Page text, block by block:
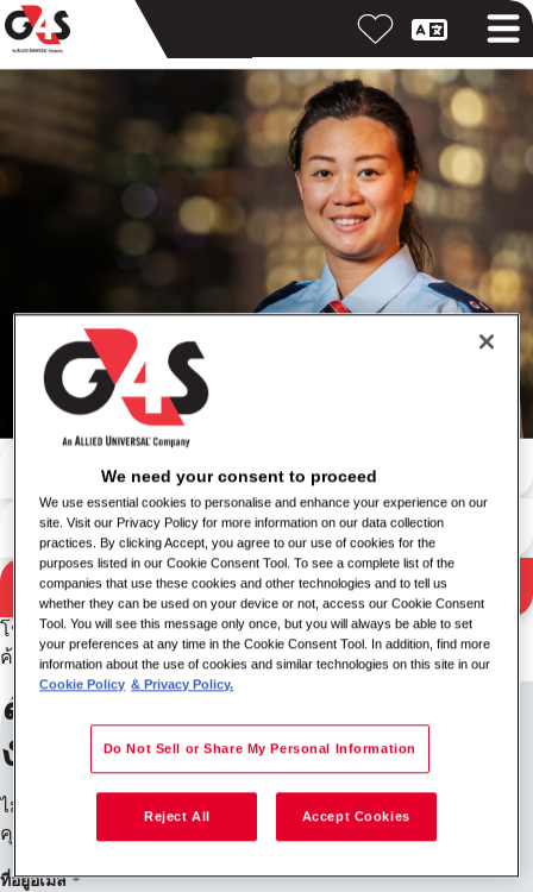
ผลการค้นหา
ค้นหาตามสถานที่
ค้นหา
โปรดลองใช้คีย์เวิร์ด/สถานที่อื่นร่วมกัน หรือขยายเกณฑ์การ
ค้นหาของคุณ
ลงทะเบียนรับการแจ้งเตือน
งาน
ไม่พบสิ่งที่คุณกำลังมองหาใช่ไหม ลงทะเบียนแล้วเราจะแจ้งให้
คุณทราบเมื่อมีตำแหน่งงานว่าง
ที่อยู่อีเมล
We need your consent to proceed
We use essential cookies to personalise and enhance your experience on our
site. Visit our Privacy Policy for more information on our data collection
practices. By clicking Accept, you agree to our use of cookies for the
purposes listed in our Cookie Consent Tool. To see a complete list of the
companies that use these cookies and other technologies and to tell us
whether they can be used on your device or not, access our Cookie Consent
Tool. You will see this message only once, but you will always be able to set
your preferences at any time in the Cookie Consent Tool. In addition, find more
information about the use of cookies and similar technologies on this site in our
Cookie Policy & Privacy Policy.
Do Not Sell or Share My Personal Information
Reject All Accept Cookies